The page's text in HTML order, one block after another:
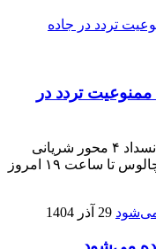
تردد در
سازمان راهداری و حمل‌ونقل جاده‌ای از انسداد ۴ محور شریانی
کشور خبر داد و اعلام کرد: تردد در جاده چالوس تا ساعت ۱۹ امروز
29 آذر 1404